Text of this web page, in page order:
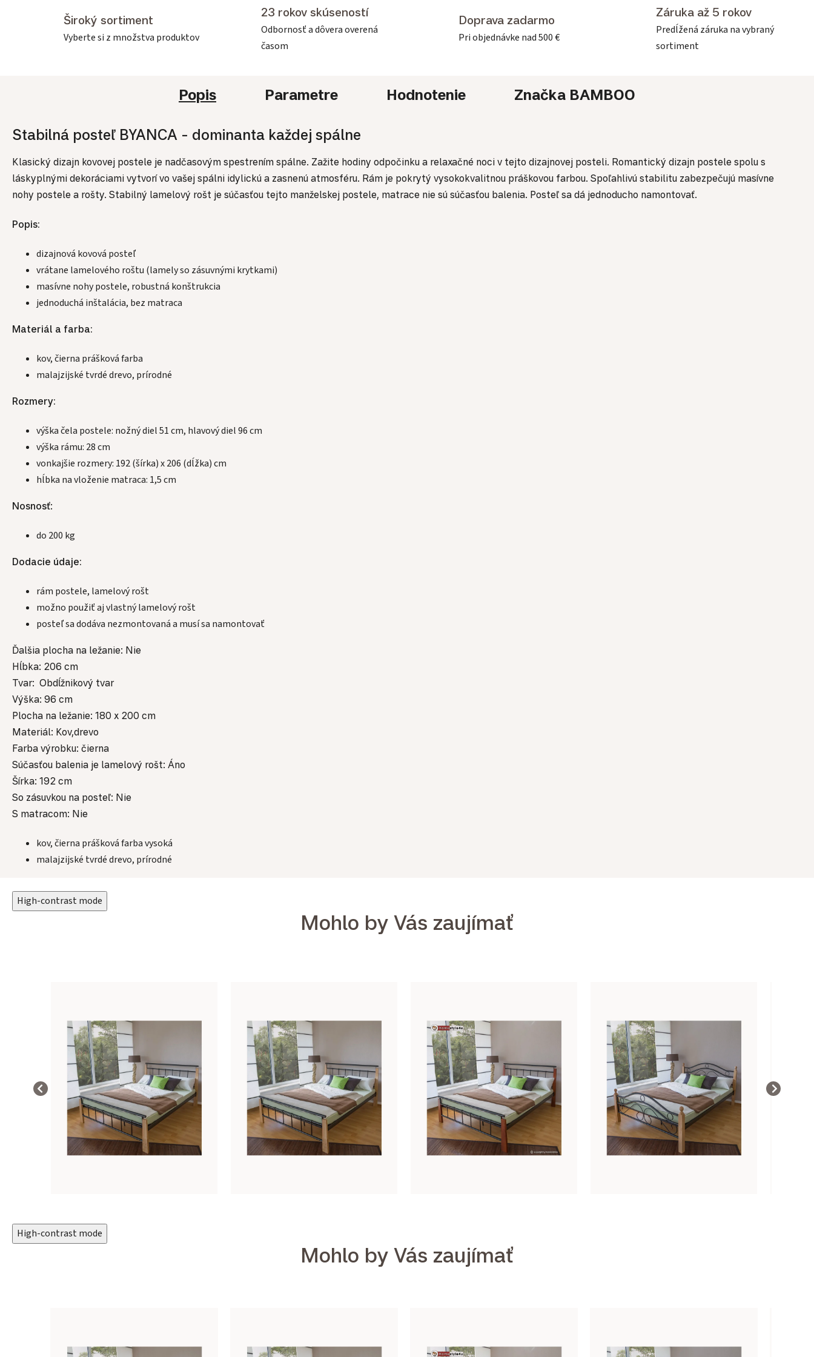
Široký sortiment
Vyberte si z množstva produktov
23 rokov skúseností
Odbornosť a dôvera overená
časom
Doprava zadarmo
Pri objednávke nad 500 €
Záruka až 5 rokov
Predĺžená záruka na vybraný
sortiment
Popis Parametre Hodnotenie Značka BAMBOO
Stabilná posteľ BYANCA - dominanta každej spálne
Klasický dizajn kovovej postele je nadčasovým spestrením spálne. Zažite hodiny odpočinku a relaxačné noci v tejto dizajnovej posteli. Romantický dizajn postele spolu s
láskyplnými dekoráciami vytvorí vo vašej spálni idylickú a zasnenú atmosféru. Rám je pokrytý vysokokvalitnou práškovou farbou. Spoľahlivú stabilitu zabezpečujú masívne
nohy postele a rošty. Stabilný lamelový rošt je súčasťou tejto manželskej postele, matrace nie sú súčasťou balenia. Posteľ sa dá jednoducho namontovať.
Popis:
dizajnová kovová posteľ
vrátane lamelového roštu (lamely so zásuvnými krytkami)
masívne nohy postele, robustná konštrukcia
jednoduchá inštalácia, bez matraca
Materiál a farba:
kov, čierna prášková farba
malajzijské tvrdé drevo, prírodné
Rozmery:
výška čela postele: nožný diel 51 cm, hlavový diel 96 cm
výška rámu: 28 cm
vonkajšie rozmery: 192 (šírka) x 206 (dĺžka) cm
hĺbka na vloženie matraca: 1,5 cm
Nosnosť:
do 200 kg
Dodacie údaje:
rám postele, lamelový rošt
možno použiť aj vlastný lamelový rošt
posteľ sa dodáva nezmontovaná a musí sa namontovať
Ďalšia plocha na ležanie: Nie
Hĺbka: 206 cm
Tvar: Obdĺžnikový tvar
Výška: 96 cm
Plocha na ležanie: 180 x 200 cm
Materiál: Kov,drevo
Farba výrobku: čierna
Súčasťou balenia je lamelový rošt: Áno
Šírka: 192 cm
So zásuvkou na posteľ: Nie
S matracom: Nie
kov, čierna prášková farba vysoká
malajzijské tvrdé drevo, prírodné
High-contrast mode
Mohlo by Vás zaujímať
High-contrast mode
Mohlo by Vás zaujímať